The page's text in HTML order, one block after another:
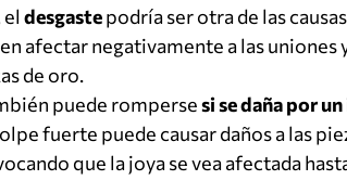
eldesgastepodría ser otra de las
afectar negativamente a las uniones
de oro.
puede rompersesi se daña por
fuerte puede causar daños a las
que la joya se vea afectada